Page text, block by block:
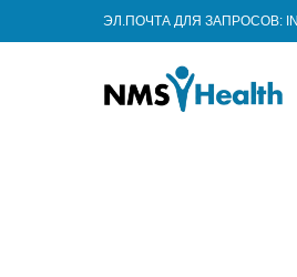
ЭЛ.ПОЧТА ДЛЯ ЗАПРОСОВ: